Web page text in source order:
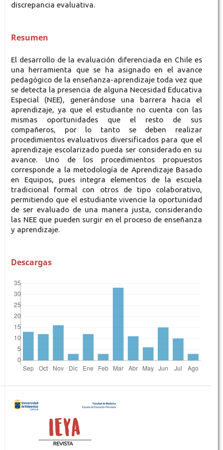
discrepancia evaluativa.
Resumen
El desarrollo de la evaluación diferenciada en Chile es
una herramienta que se ha asignado en el avance
pedagógico de la enseñanza-aprendizaje toda vez que
se detecta la presencia de alguna Necesidad Educativa
Especial (NEE), generándose una barrera hacia el
aprendizaje, ya que el estudiante no cuenta con las
mismas oportunidades que el resto de sus
compañeros, por lo tanto se deben realizar
procedimientos evaluativos diversificados para que el
aprendizaje escolarizado pueda ser considerado en su
avance. Uno de los procedimientos propuestos
corresponde a la metodología de Aprendizaje Basado
en Equipos, pues integra elementos de la escuela
tradicional formal con otros de tipo colaborativo,
permitiendo que el estudiante vivencie la oportunidad
de ser evaluado de una manera justa, considerando
las NEE que pueden surgir en el proceso de enseñanza
y aprendizaje.
Descargas